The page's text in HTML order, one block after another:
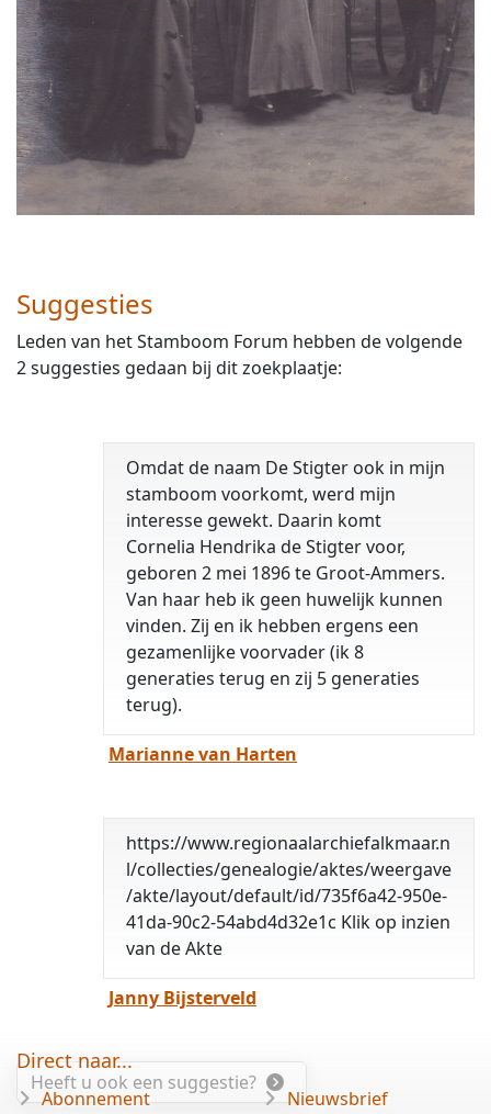
Suggesties
Leden van het Stamboom Forum hebben de volgende
2 suggesties gedaan bij dit zoekplaatje:
Omdat de naam De Stigter ook in mijn
stamboom voorkomt, werd mijn
interesse gewekt. Daarin komt
Cornelia Hendrika de Stigter voor,
geboren 2 mei 1896 te Groot-Ammers.
Van haar heb ik geen huwelijk kunnen
vinden. Zij en ik hebben ergens een
gezamenlijke voorvader (ik 8
generaties terug en zij 5 generaties
terug).
Marianne van Harten
https://www.regionaalarchiefalkmaar.n
l/collecties/genealogie/aktes/weergave
/akte/layout/default/id/735f6a42-950e-
41da-90c2-54abd4d32e1c Klik op inzien
van de Akte
Janny Bijsterveld
Heeft u ook een suggestie?
Direct naar...
Abonnement Nieuwsbrief